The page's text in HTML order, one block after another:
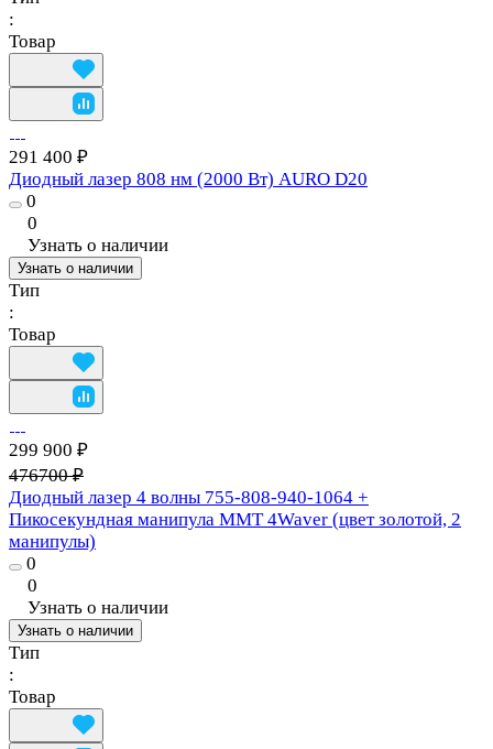
:
Товар
291 400 ₽
Диодный лазер 808 нм (2000 Вт) AURO D20
0
0
Узнать о наличии
Узнать о наличии
Тип
:
Товар
299 900 ₽
476700 ₽
Диодный лазер 4 волны 755-808-940-1064 +
Пикосекундная манипула MMT 4Waver (цвет золотой, 2
манипулы)
0
0
Узнать о наличии
Узнать о наличии
Тип
:
Товар